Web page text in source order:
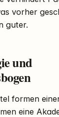
vorher
guter.
und
formen
eine